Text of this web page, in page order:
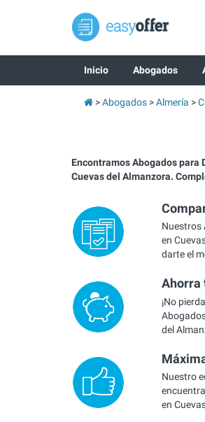
Inicio Abogados
Abogados Almería
Encontramos Abogados para
Cuevas del Almanzora.
Nuestros
en
darte el
Ahorra
¡No
del
Nuestro
en